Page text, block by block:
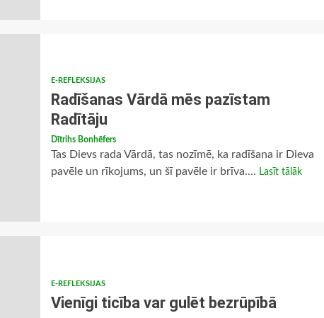
E-REFLEKSIJAS
Radīšanas Vārdā mēs pazīstam
Radītāju
Dītrihs Bonhēfers
Tas Dievs rada Vārdā, tas nozīmē, ka radīšana ir Dieva
pavēle un rīkojums, un šī pavēle ir brīva.... Lasīt tālāk
E-REFLEKSIJAS
Vienīgi ticība var gulēt bezrūpībā